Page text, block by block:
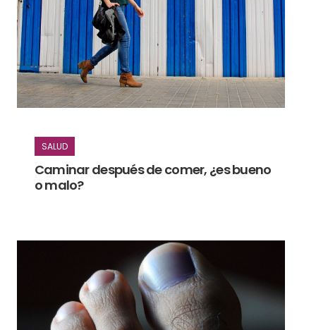
SALUD
Caminar después de comer, ¿es bueno
o malo?